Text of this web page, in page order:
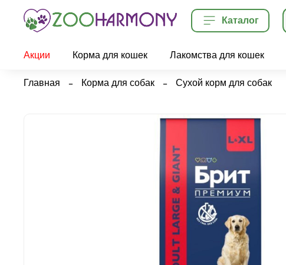
Каталог
Акции Корма для кошек Лакомства для кошек
Главная Корма для собак Сухой корм для собак